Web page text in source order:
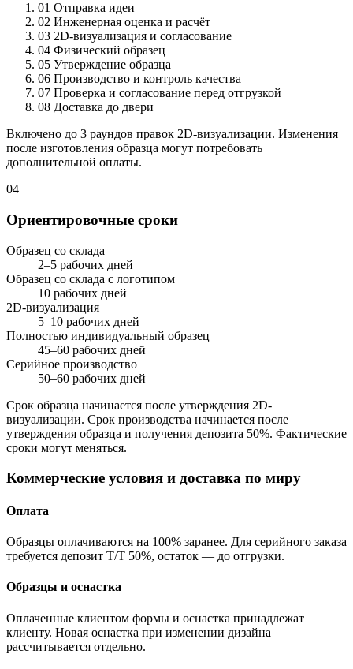
01 Отправка идеи
02 Инженерная оценка и расчёт
03 2D-визуализация и согласование
04 Физический образец
05 Утверждение образца
06 Производство и контроль качества
07 Проверка и согласование перед отгрузкой
08 Доставка до двери
Включено до 3 раундов правок 2D-визуализации. Изменения
после изготовления образца могут потребовать
дополнительной оплаты.
04
Ориентировочные сроки
Образец со склада
2–5 рабочих дней
Образец со склада с логотипом
10 рабочих дней
2D-визуализация
5–10 рабочих дней
Полностью индивидуальный образец
45–60 рабочих дней
Серийное производство
50–60 рабочих дней
Срок образца начинается после утверждения 2D-
визуализации. Срок производства начинается после
утверждения образца и получения депозита 50%. Фактические
сроки могут меняться.
Коммерческие условия и доставка по миру
Оплата
Образцы оплачиваются на 100% заранее. Для серийного заказа
требуется депозит T/T 50%, остаток — до отгрузки.
Образцы и оснастка
Оплаченные клиентом формы и оснастка принадлежат
клиенту. Новая оснастка при изменении дизайна
рассчитывается отдельно.